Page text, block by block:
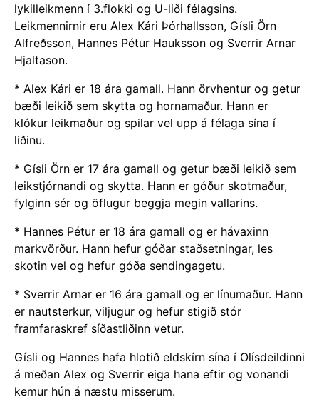
lykilleikmenn í 3.flokki og U-liði félagsins.
Leikmennirnir eru Alex Kári Þórhallsson, Gísli Örn
Alfreðsson, Hannes Pétur Hauksson og Sverrir Arnar
Hjaltason.
* Alex Kári er 18 ára gamall. Hann örvhentur og getur
bæði leikið sem skytta og hornamaður. Hann er
klókur leikmaður og spilar vel upp á félaga sína í
liðinu.
* Gísli Örn er 17 ára gamall og getur bæði leikið sem
leikstjórnandi og skytta. Hann er góður skotmaður,
fylginn sér og öflugur beggja megin vallarins.
* Hannes Pétur er 18 ára gamall og er hávaxinn
markvörður. Hann hefur góðar staðsetningar, les
skotin vel og hefur góða sendingagetu.
* Sverrir Arnar er 16 ára gamall og er línumaður. Hann
er nautsterkur, viljugur og hefur stigið stór
framfaraskref síðastliðinn vetur.
Gísli og Hannes hafa hlotið eldskírn sína í Olísdeildinni
á meðan Alex og Sverrir eiga hana eftir og vonandi
kemur hún á næstu misserum.